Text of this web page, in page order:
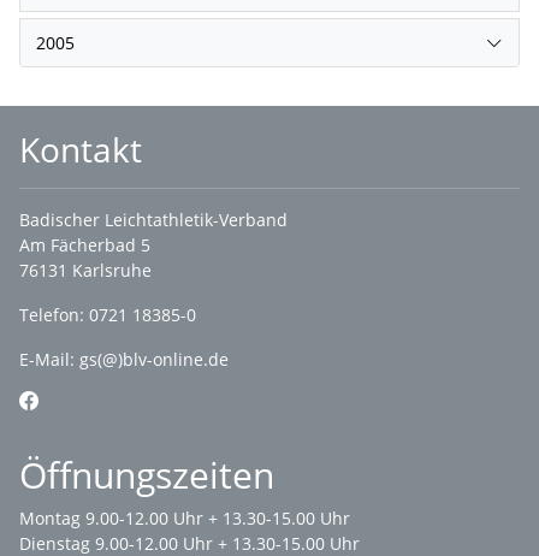
2005
Kontakt
Badischer Leichtathletik-Verband
Am Fächerbad 5
76131 Karlsruhe
Telefon: 0721 18385-0
E-Mail: gs(@)blv-online.de
Öffnungszeiten
Montag 9.00-12.00 Uhr + 13.30-15.00 Uhr
Dienstag 9.00-12.00 Uhr + 13.30-15.00 Uhr